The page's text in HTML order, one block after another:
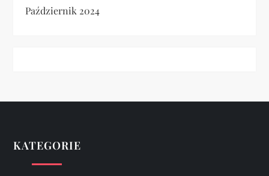
Październik 2024
KATEGORIE